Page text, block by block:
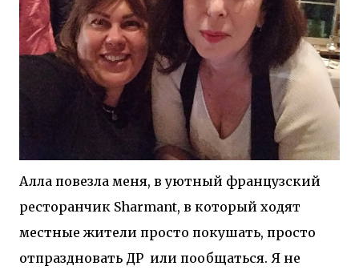
Алла повезла меня, в уютный французский
ресторанчик Sharmant, в который ходят
местные жители просто покушать, просто
отпраздновать ДР или пообщаться. Я не